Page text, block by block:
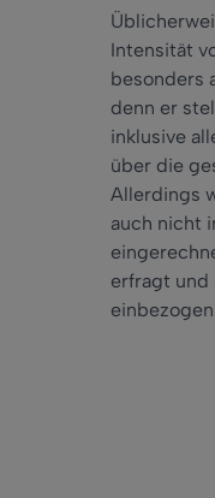
Intensität
besonders
denn er
inklusive
über die
Allerdings
auch nicht
erfragt und